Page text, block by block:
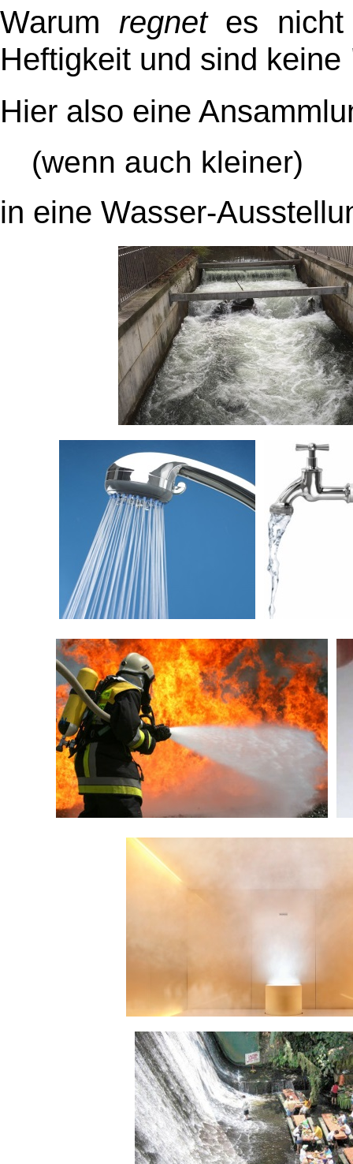
Warum regnetes nicht
Heftigkeit und sind keine
Hier also eine
(wenn auch kleiner)
in eine Wasser-